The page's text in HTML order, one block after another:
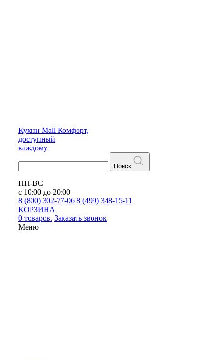
Кухни Mall Комфорт,
доступный
каждому
Поиск
ПН-ВС
с 10:00 до 20:00
8 (800) 302-77-06 8 (499) 348-15-11
КОРЗИНА
0 товаров. Заказать звонок
Меню